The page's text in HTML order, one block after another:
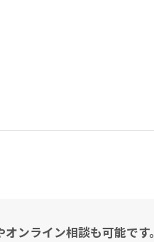
ンライン相談も可能です。